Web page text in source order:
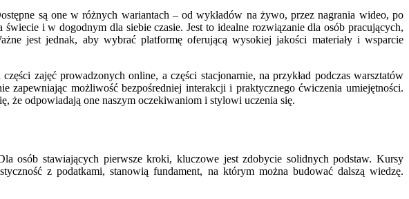
są one w różnych wariantach – od wykładów na żywo, przez nagrania wideo, po
i w dogodnym dla siebie czasie. Jest to idealne rozwiązanie dla osób pracujących,
jest jednak, aby wybrać platformę oferującą wysokiej jakości materiały i wsparcie
zajęć prowadzonych online, a części stacjonarnie, na przykład podczas warsztatów
zapewniając możliwość bezpośredniej interakcji i praktycznego ćwiczenia umiejętności.
że odpowiadają one naszym oczekiwaniom i stylowi uczenia się.
osób stawiających pierwsze kroki, kluczowe jest zdobycie solidnych podstaw. Kursy
z podatkami, stanowią fundament, na którym można budować dalszą wiedzę.